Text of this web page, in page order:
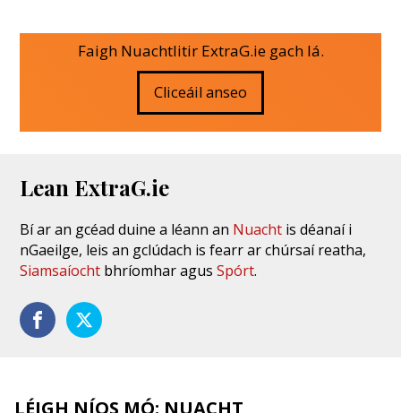
Faigh Nuachtlitir ExtraG.ie gach lá.
Cliceáil anseo
Lean ExtraG.ie
Bí ar an gcéad duine a léann an Nuacht is déanaí i
nGaeilge, leis an gclúdach is fearr ar chúrsaí reatha,
Siamsaíocht bhríomhar agusSpórt.
LÉIGH NÍOS MÓ: NUACHT